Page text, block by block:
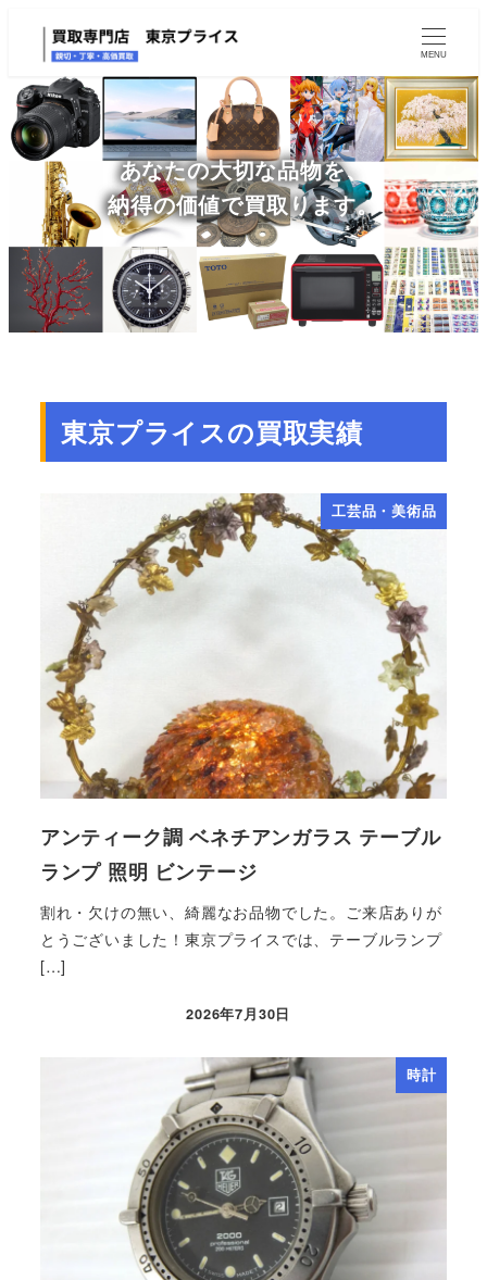
MENU
あなたの大切な品物を、
納得の価値で買取ります。
東京プライスの買取実績
工芸品・美術品
アンティーク調 ベネチアンガラス テーブル
ランプ 照明 ビンテージ
割れ・欠けの無い、綺麗なお品物でした。ご来店ありが
とうございました！東京プライスでは、テーブルランプ
[…]
2026年7月30日
時計